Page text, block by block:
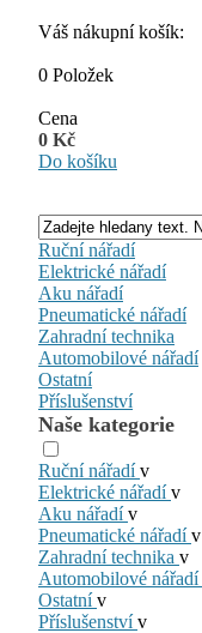
Váš nákupní košík:
0 Položek
Cena
0 Kč
Do košíku
Ruční nářadí
Elektrické nářadí
Aku nářadí
Pneumatické nářadí
Zahradní technika
Automobilové nářadí
Ostatní
Příslušenství
Naše kategorie
Ruční nářadív
Elektrické nářadív
Aku nářadív
Pneumatické nářadív
Zahradní technika v
Automobilové nářadí
Ostatnív
Příslušenstvív